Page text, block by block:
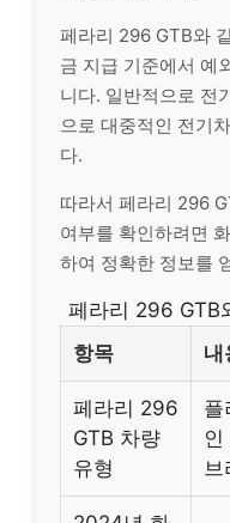
페라리 296 GTB와
금 지급 기준에서 예
니다. 일반적으로 전
으로 대중적인 전기
다.
따라서 페라리 296
여부를 확인하려면
하여 정확한 정보를
페라리 296 GTB
항목
내
페라리 296
GTB 차량
유형
플
인
브